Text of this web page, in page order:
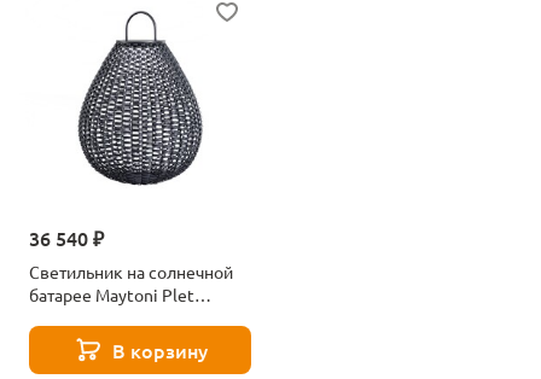
36 540 ₽
Светильник на солнечной
батарее Maytoni Plet
В корзину